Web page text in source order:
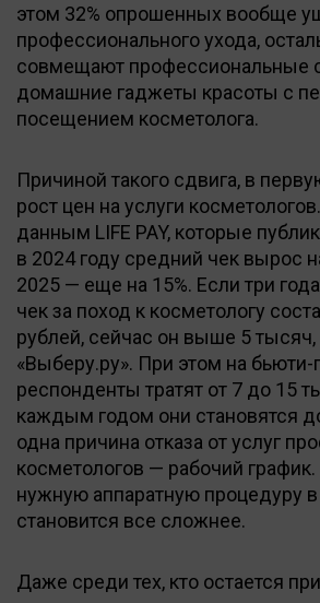
этом 32% опрошенных вообще
профессионального ухода,
совмещают профессиональные
домашние гаджеты красоты с
посещением косметолога.
Причиной такого сдвига, в
рост цен на услуги
данным LIFE PAY, которые
в 2024 году средний чек вырос
2025 — еще на 15%. Если три
чек за поход к косметологу
рублей, сейчас он выше 5
«Выберу.ру». При этом на бьюти-
респонденты тратят от 7 до 15
каждым годом они становятся
одна причина отказа от услуг
косметологов — рабочий график.
нужную аппаратную процедуру
становится все сложнее.
Даже среди тех, кто остается